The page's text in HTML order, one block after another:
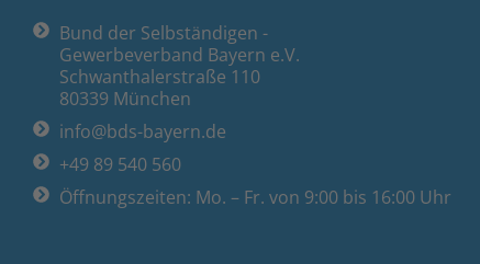
Bund der Selbständigen -
Gewerbeverband Bayern e.V.
Schwanthalerstraße 110
80339 München
info@bds-bayern.de
+49 89 540 560
Öffnungszeiten: Mo. – Fr. von 9:00 bis 16:00 Uhr